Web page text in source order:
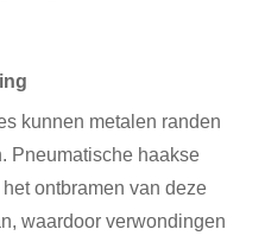
kunnen metalen randen
Pneumatische haakse
ontbramen van deze
waardoor verwondingen